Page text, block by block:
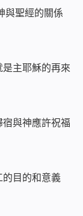
與聖經的關係
主耶穌的再來
與神應許祝福
目的和意義